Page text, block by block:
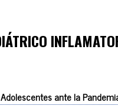
ante la